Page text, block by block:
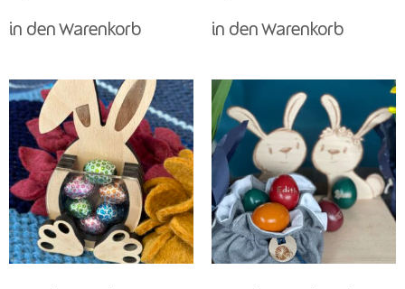
in den Warenkorb in den Warenkorb